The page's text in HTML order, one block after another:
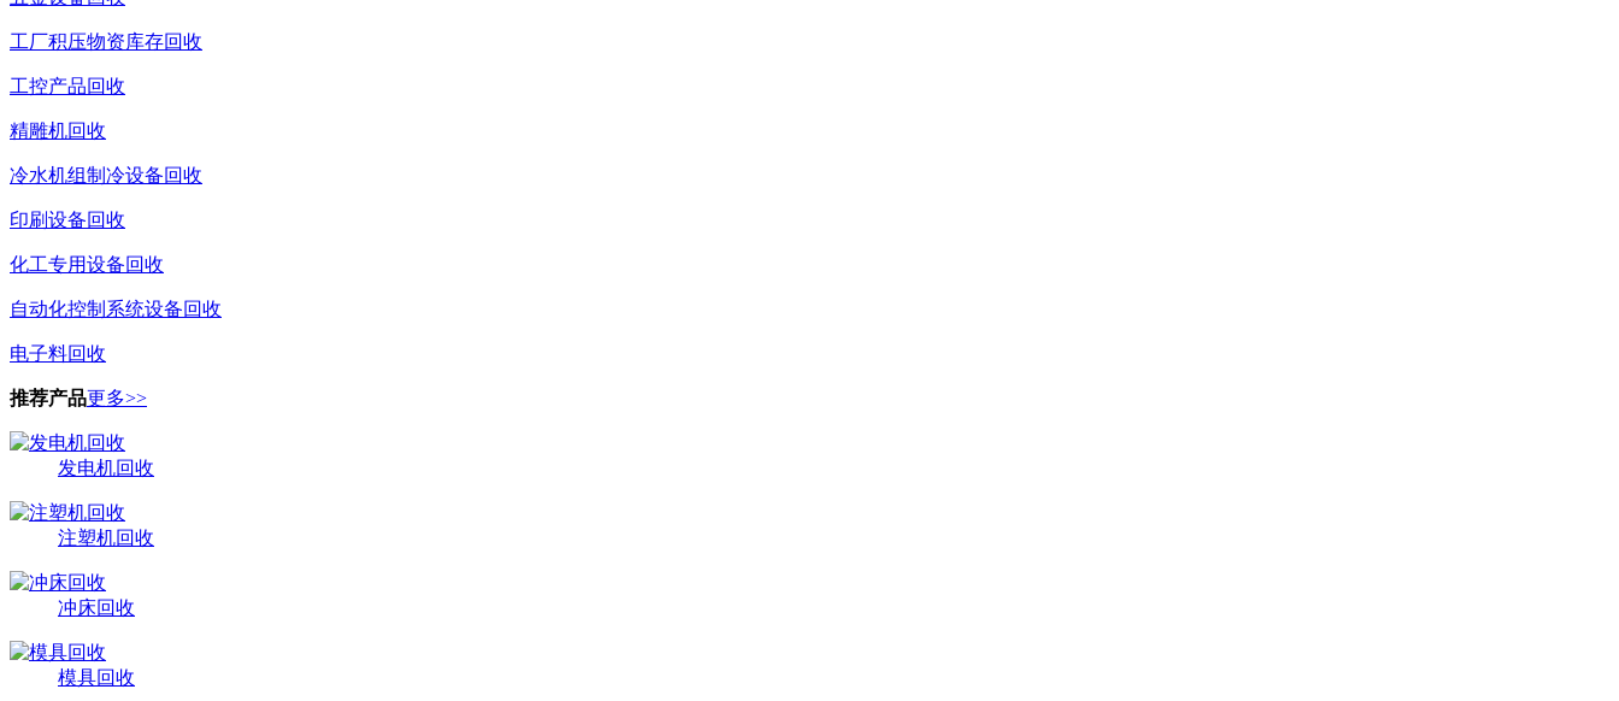
工厂积压物资库存回收
工控产品回收
精雕机回收
冷水机组制冷设备回收
印刷设备回收
化工专用设备回收
自动化控制系统设备回收
电子料回收
推荐产品更多>>
发电机回收
注塑机回收
冲床回收
模具回收